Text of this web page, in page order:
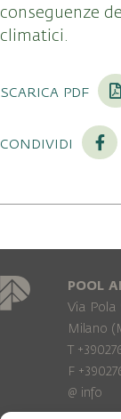
conseguenze
climatici.
scarica pdf
condividi
POOL
Via Pola
Milano
T
F
@ info